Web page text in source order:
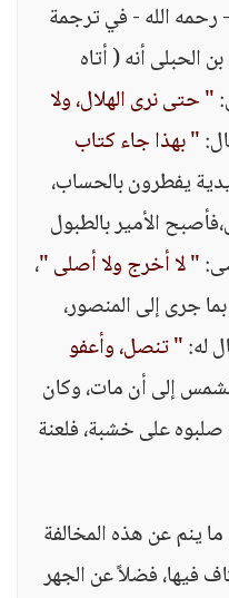
رحمه الله - في ترجمة
الحبلى أنه ( أتاه
" حتى نرى الهلال، ولا
" بهذا جاء كتاب
يفطرون بالحساب،
الأمير بالطبول
" لا أخرج ولا أصلى "،
جرى إلى المنصور،
له:" تنصل، وأعفو
إلى أن مات، وكان
على خشبة، فلعنة
ينم عن هذه المخالفة
فيها، فضلاً عن الجهر